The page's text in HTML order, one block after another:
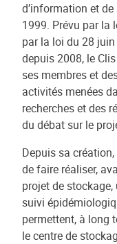
d’information et
1999. Prévu par la
par la loi du 28
depuis 2008, le
ses membres et
activités menées
recherches et des
du débat sur le
Depuis sa
de faire réaliser,
projet de
suivi
permettent, à long
le centre de